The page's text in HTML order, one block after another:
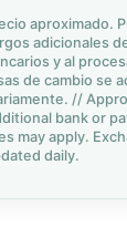
aproximado.
adicionales
y al
de cambio se
//
bank or
may apply.
daily.